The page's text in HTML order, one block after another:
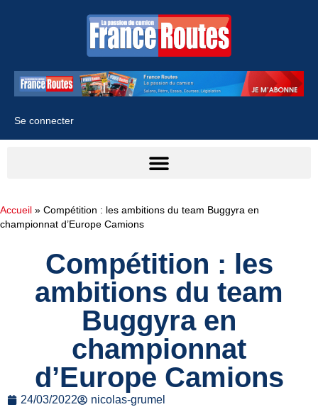
Se connecter
Accueil » Compétition : les ambitions du team Buggyra en
championnat d’Europe Camions
Compétition : les
ambitions du team
Buggyra en
championnat
d’Europe Camions
24/03/2022 nicolas-grumel